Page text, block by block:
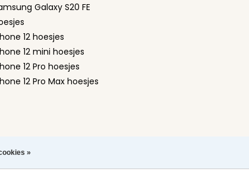
Galaxy S20 FE
12 hoesjes
12 mini hoesjes
12 Pro hoesjes
12 Pro Max hoesjes
»